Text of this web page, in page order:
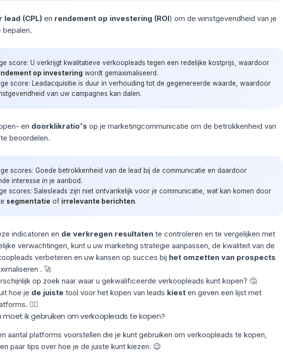
lead (CPL) en rendement op investering (ROI) om de winstgevendheid van je
bepalen.
score: U verkrijgt kwalitatieve verkoopleads tegen een redelijke kostprijs, waardoor
op investering wordt gemaximaliseerd.
score: Leadacquisitie is duur in verhouding tot de gegenereerde waarde, waardoor
van uw campagnes kan dalen.
en doorklikratio's op je marketingcommunicatie om de betrokkenheid van
beoordelen.
scores: Goede betrokkenheid van de lead bij de communicatie en daardoor
interesse in je aanbod.
scores: Salesleads zijn niet ontvankelijk voor je communicatie, wat kan komen door
segmentatie of irrelevante berichten.
indicatoren en de verkregen resultatente controleren en te vergelijken met
verwachtingen, kunt u uw marketing strategie aanpassen, de kwaliteit van de
verbeteren en uw kansen op succes bij het omzetten van prospects
. 🚀
op zoek naar waar u gekwalificeerde verkoopleads kunt kopen? 🤔
hoe je de juiste tool voor het kopen van leads kiest en geven een lijst met
👇🏼
moet ik gebruiken om verkoopleads te kopen?
aantal platforms voorstellen die je kunt gebruiken om verkoopleads te kopen,
paar tips over hoe je de juiste kunt kiezen. 😉